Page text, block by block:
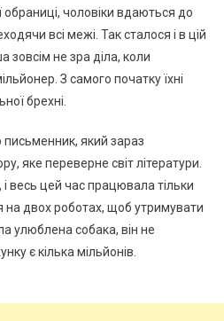
обраниці, чоловіки вдаються до
всі межі. Так сталося і в цій
зовсім не зра діла, коли
З самого початку їхні
брехні.
письменник, який зараз
яке переверне світ літератури.
весь цей час працювала тільки
двох роботах, щоб утримувати
улюблена собака, він не
є кілька мільйонів.